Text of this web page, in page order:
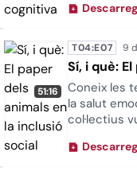
ajustada i
51:16
T04:E07
Sí, i què:
Coneix les
la salut
col·lectius